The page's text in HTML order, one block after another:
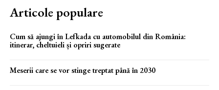
Articole populare
Cum să ajungi în Lefkada cu automobilul din România:
itinerar, cheltuieli și opriri sugerate
Meserii care se vor stinge treptat până în 2030